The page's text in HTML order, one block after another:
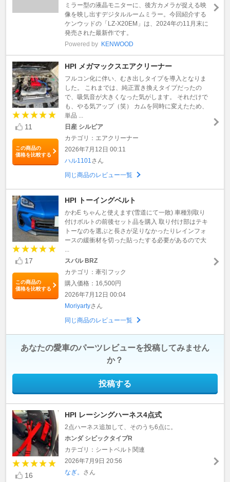
ミラー型の液晶モニターに、後方カメラが捉える映
像を映し出すデジタルルームミラー。今回紹介する
ケンウッドの「LZ-X20EM」は、2024年の11月末に
発売された最新作です。
Powered by KENWOOD
11
この商品の
価格を比較する
HPI メガマックスエアクリーナー
フルコン化に伴い、むき出しタイプを導入となりま
した。 これまでは、純正置き換えタイプだったの
で、吸気音が大きくなった気がします。 それだけで
も、やる気アップ（笑） カムを同時に変えたため、
単品 ...
日産 シルビア
カテゴリ：エアクリーナー
2026年7月12日 00:11
ハル1101 さん
同じ商品のレビュー一覧
17
この商品の
価格を比較する
HPI トーイングベルト
かわE ちゃんと使えます(雪道にて一敗) 車種別取り
付けボルトの前後セット品を購入 取り付け部はテキ
トーなのを選ぶと長さが足りなかったりレインフォ
ースの緩衝材を切った貼ったする必要があるので大
スバル BRZ
カテゴリ：牽引フック
購入価格：16,500円
2026年7月12日 00:04
Moriyartyさん
同じ商品のレビュー一覧
あなたの愛車のパーツレビューを投稿してみません
か？
投稿する
16
HPI レーシングハーネス4点式
2点ハーネス追加して、そのうち6点に。
ホンダ シビックタイプR
カテゴリ：シートベルト関連
2026年7月9日 20:56
なぎ。 さん